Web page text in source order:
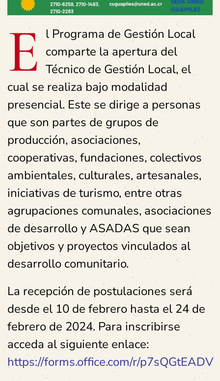
E l Programa de Gestión Local
comparte la apertura del
Técnico de Gestión Local, el
cual se realiza bajo modalidad
presencial. Este se dirige a personas
que son partes de grupos de
producción, asociaciones,
cooperativas, fundaciones, colectivos
ambientales, culturales, artesanales,
iniciativas de turismo, entre otras
agrupaciones comunales, asociaciones
de desarrollo y ASADAS que sean
objetivos y proyectos vinculados al
desarrollo comunitario.
La recepción de postulaciones será
desde el 10 de febrero hasta el 24 de
febrero de 2024. Para inscribirse
acceda al siguiente enlace:
https://forms.office.com/r/p7sQGtEADV